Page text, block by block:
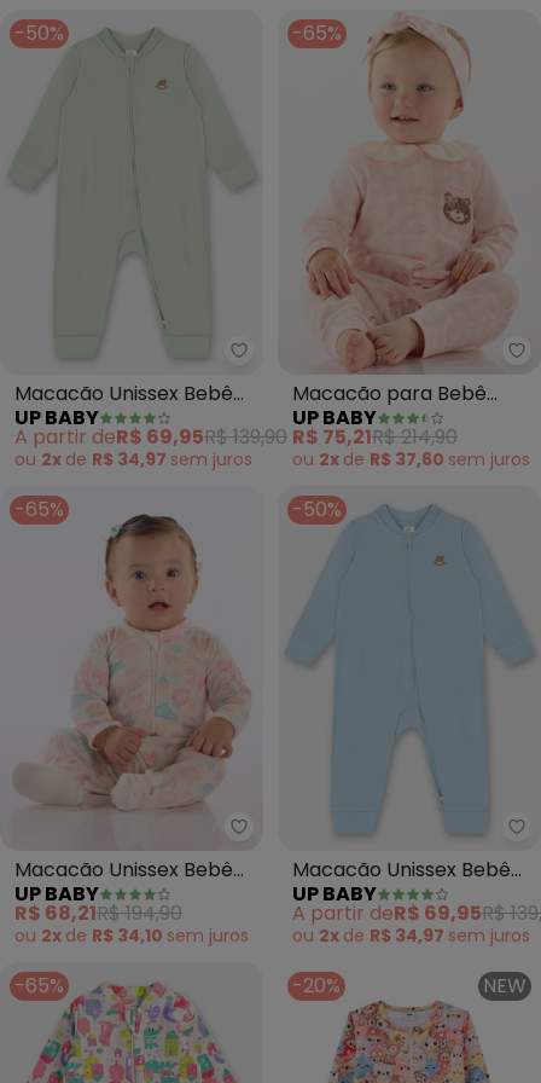
-50%
Up Baby - Macacão Unissex
Macacão Unissex Bebê
Suedine (Verde)
UP BABY
A partir deR$ 69,95R$ 139,90
ou 2x de R$ 34,97 sem juros
-65%
Macacão para Bebê
Menina Comfy (Bege)
UP BABY
R$ 75,21R$ 214,90
ou 2x de R$ 37,60 sem juros
-65%
Up Baby - Macacão Unissex
Macacão Unissex Bebê
Suedine Comfy (Branco)
UP BABY
R$ 68,21R$ 194,90
ou 2x de R$ 34,10 sem juros
-50%
Macacão Unissex Bebê
Suedine (Azul)
UP BABY
A partir deR$ 69,95R$
ou 2x de R$ 34,97 sem juros
-65% -20% NEW